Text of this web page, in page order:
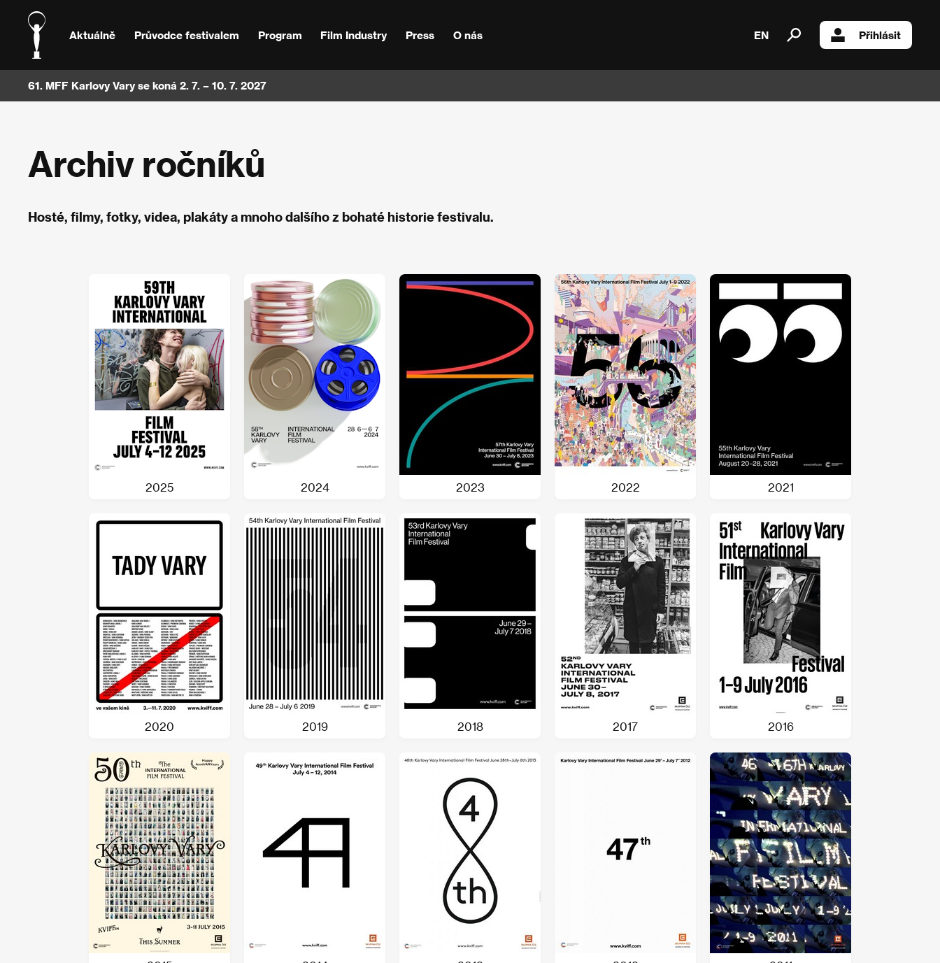
Aktuálně Průvodce festivalem Program Film Industry Press O nás EN Přihlásit
61. MFF Karlovy Vary se koná 2. 7. – 10. 7. 2027
Archiv ročníků
Hosté, filmy, fotky, videa, plakáty a mnoho dalšího z bohaté historie festivalu.
2025 2024 2023 2022 2021
2020 2019 2018 2017 2016